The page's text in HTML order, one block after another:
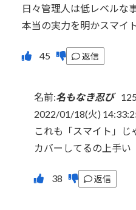
日々管理人は低レベルな
本当の実力を明かスマイ
返信
名前:名もなき忍び
2022/01/18(火)
これも「スマイト」
カバーしてるの上手い
返信